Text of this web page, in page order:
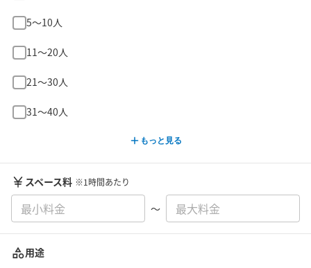
5〜10人
11〜20人
21〜30人
31〜40人
もっと見る
スペース料 ※1時間あたり
〜
用途